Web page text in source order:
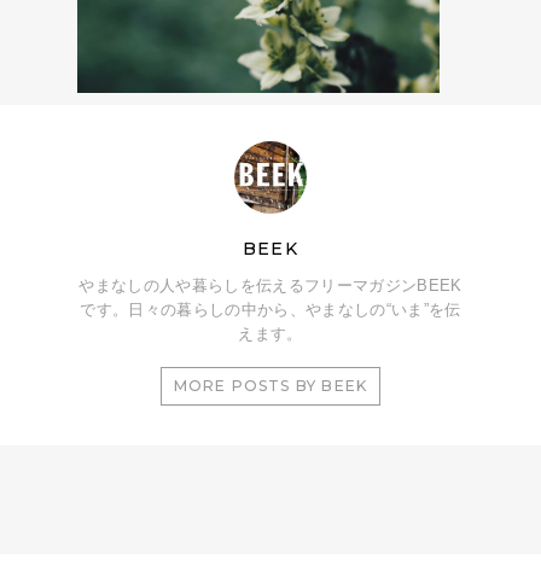
BEEK
やまなしの人や暮らしを伝えるフリーマガジンBEEK
です。日々の暮らしの中から、やまなしの“いま”を伝
えます。
MORE POSTS BY BEEK